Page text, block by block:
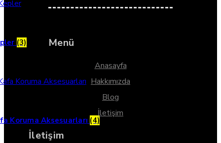
(3)
Koruma Aksesuarları (4)
Menü
Anasayfa
Hakkımızda
Blog
İletişim
İletişim